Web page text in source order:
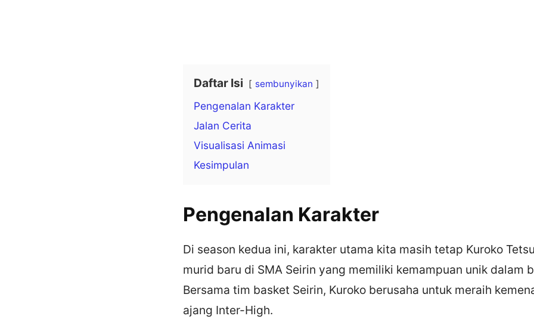
Daftar Isi sembunyikan
Pengenalan Karakter
Jalan Cerita
Visualisasi Animasi
Kesimpulan
Pengenalan Karakter
Di season kedua ini, karakter utama kita masih tetap Kuroko
murid baru di SMA Seirin yang memiliki kemampuan unik dalam
Bersama tim basket Seirin, Kuroko berusaha untuk meraih
ajang Inter-High.